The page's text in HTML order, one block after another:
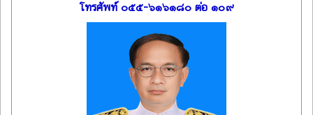
โทรศัพท์ ๐๕๕-๖๑๖๑๘๐ ต่อ ๑๐๙